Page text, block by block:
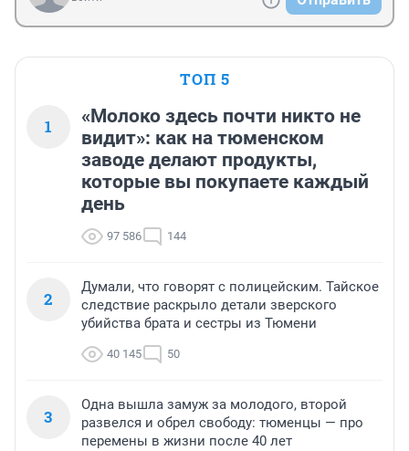
ТОП 5
1
«Молоко здесь почти никто не
видит»: как на тюменском
заводе делают продукты,
которые вы покупаете каждый
день
97 586 144
2
Думали, что говорят с полицейским. Тайское
следствие раскрыло детали зверского
убийства брата и сестры из Тюмени
40 145 50
3
Одна вышла замуж за молодого, второй
развелся и обрел свободу: тюменцы — про
перемены в жизни после 40 лет